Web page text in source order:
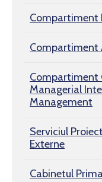
Compartiment
Compartiment
Compartiment
Managerial
Management
Serviciul
Externe
Cabinetul